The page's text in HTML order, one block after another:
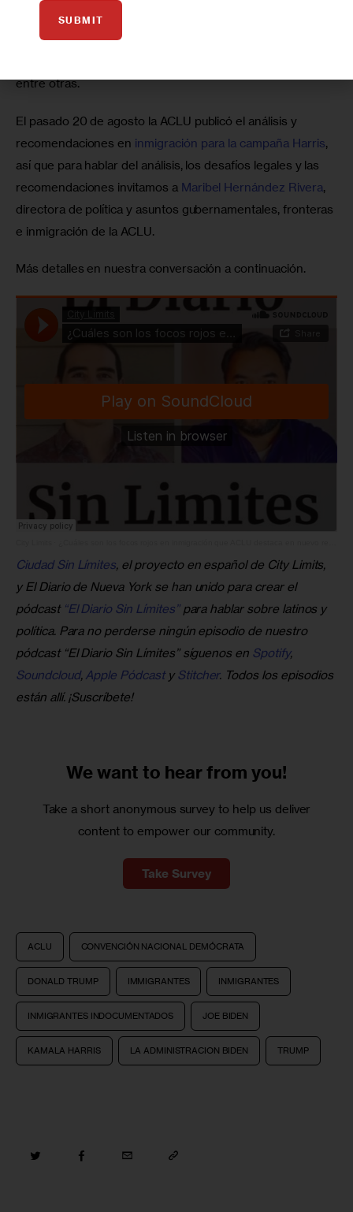
Civiles (American Civil Liberties Union o ACLU por su
siglas en inglés) ha empezado a analizar los planes para
entre otras.
El pasado 20 de agosto la ACLU publicó el análisis y
recomendaciones en inmigración para la campaña Harris,
así que para hablar del análisis, los desafíos legales y las
recomendaciones invitamos a Maribel Hernández Rivera,
directora de política y asuntos gubernamentales, fronteras
e inmigración de la ACLU.
Más detalles en nuestra conversación a continuación.
Ciudad Sin Límites, el proyecto en español de City Limits,
y El Diario de Nueva York se han unido para crear el
pódcast “El Diario Sin Límites” para hablar sobre latinos y
política. Para no perderse ningún episodio de nuestro
pódcast “El Diario Sin Límites” síguenos en Spotify,
Soundcloud, Apple Pódcast y Stitcher. Todos los episodios
están allí. ¡Suscríbete!
We want to hear from you!
Take a short anonymous survey to help us deliver
content to empower our community.
Take Survey
ACLU CONVENCIÓN NACIONAL DEMÓCRATA
DONALD TRUMP IMMIGRANTES INMIGRANTES
INMIGRANTES INDOCUMENTADOS JOE BIDEN
KAMALA HARRIS LA ADMINISTRACION BIDEN TRUMP
SUBMIT